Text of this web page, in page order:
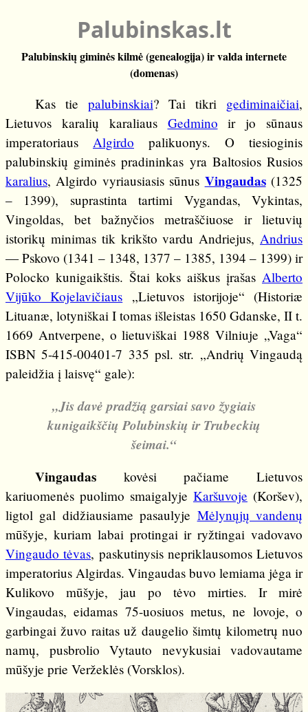
Palubinskas.lt
Palubinskių giminės kilmė (genealogija) ir valda internete
(domenas)
Kas tie palubinskiai? Tai tikri gediminaičiai,
Lietuvos karalių karaliaus Gedmino ir jo sūnaus
imperatoriaus Algirdo palikuonys. O tiesioginis
palubinskių giminės pradininkas yra Baltosios Rusios
karalius, Algirdo vyriausiasis sūnus Vingaudas(1325
– 1399), suprastinta tartimi Vygandas, Vykintas,
Vingoldas, bet bažnyčios metraščiuose ir lietuvių
istorikų minimas tik krikšto vardu Andriejus, Andrius
— Pskovo (1341 – 1348, 1377 – 1385, 1394 – 1399) ir
Polocko kunigaikštis. Štai koks aiškus įrašas Alberto
Vijūko Kojelavičiaus „Lietuvos istorijoje“ (Historiæ
Lituanæ, lotyniškai I tomas išleistas 1650 Gdanske, II t.
1669 Antverpene, o lietuviškai 1988 Vilniuje „Vaga“
ISBN 5-415-00401-7 335 psl. str. „Andrių Vingaudą
paleidžia į laisvę“ gale):
„Jis davė pradžią garsiai savo žygiais
kunigaikščių Polubinskių ir Trubeckių
šeimai.“
Vingaudas kovėsi pačiame Lietuvos
kariuomenės puolimo smaigalyje Karšuvoje (Koršev),
ligtol gal didžiausiame pasaulyje Mėlynųjų vandenų
mūšyje, kuriam labai protingai ir ryžtingai vadovavo
Vingaudo tėvas, paskutinysis nepriklausomos Lietuvos
imperatorius Algirdas. Vingaudas buvo lemiama jėga ir
Kulikovo mūšyje, jau po tėvo mirties. Ir mirė
Vingaudas, eidamas 75-uosiuos metus, ne lovoje, o
garbingai žuvo raitas už daugelio šimtų kilometrų nuo
namų, pusbrolio Vytauto nevykusiai vadovautame
mūšyje prie Veržeklės (Vorsklos).